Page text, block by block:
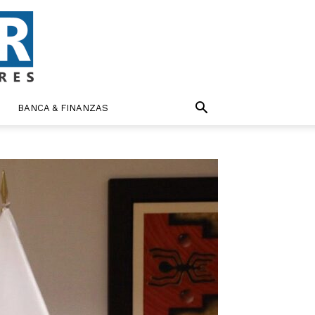
BANCA & FINANZAS